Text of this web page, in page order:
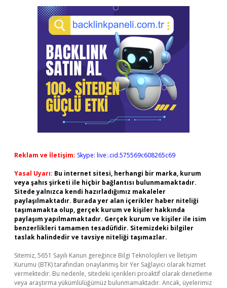
Reklam ve İletişim: Skype: live:.cid.575569c608265c69
Yasal Uyarı: Bu internet sitesi, herhangi bir marka, kurum
veya şahıs şirketi ile hiçbir bağlantısı bulunmamaktadır.
Sitede yalnızca kendi hazırladığımız makaleler
paylaşılmaktadır. Burada yer alan içerikler haber niteliği
taşımamakta olup, gerçek kurum ve kişiler hakkında
paylaşım yapılmamaktadır. Gerçek kurum ve kişiler ile isim
benzerlikleri tamamen tesadüfidir. Sitemizdeki bilgiler
taslak halindedir ve tavsiye niteliği taşımazlar.
Sitemiz, 5651 Sayılı Kanun gereğince Bilgi Teknolojileri ve İletişim
Kurumu (BTK) tarafından onaylanmış bir Yer Sağlayıcı olarak hizmet
vermektedir. Bu nedenle, sitedeki içerikleri proaktif olarak denetleme
veya araştırma yükümlülüğümüz bulunmamaktadır. Ancak, üyelerimiz